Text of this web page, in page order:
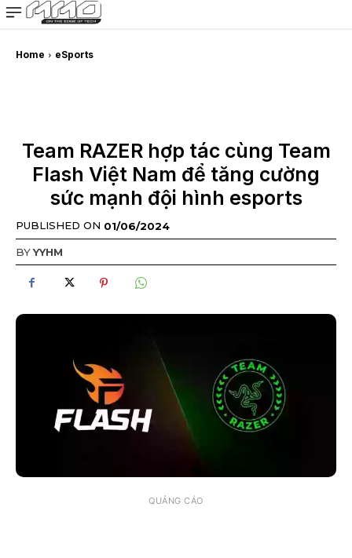
MMOSITE - Thông tin công nghệ
Bài viết nổi bật
Home eSports
Team RAZER hợp tác cùng Team
Flash Việt Nam để tăng cường
sức mạnh đội hình esports
PUBLISHED ON 01/06/2024
BYYYHM
QUẢNG CÁO